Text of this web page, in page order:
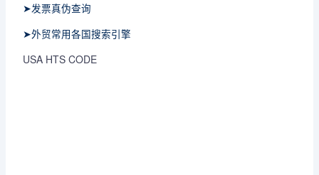
➤发票真伪查询
➤外贸常用各国搜索引擎
USA HTS CODE